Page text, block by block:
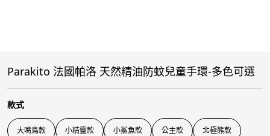
Parakito 法國帕洛 天然精油防蚊兒童手環-多色可選
款式
大嘴鳥款 小精靈款 小鯊魚款 公主款 北極熊款